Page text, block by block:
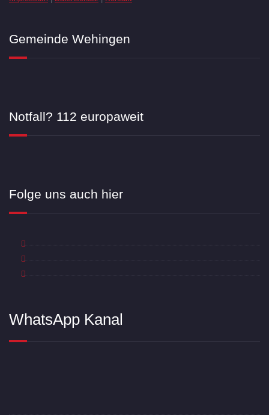
Gemeinde Wehingen
Notfall? 112 europaweit
Folge uns auch hier
WhatsApp Kanal